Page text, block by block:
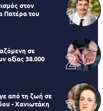
στον
Πατέρα του
σε
αξίας 38.000
από τη ζωή σε
- Χανιωτάκη